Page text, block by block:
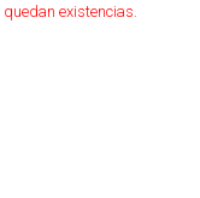
existencias.